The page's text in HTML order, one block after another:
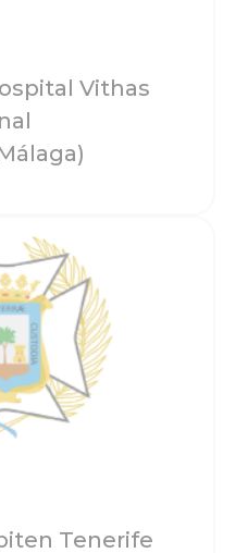
Vithas
Tenerife